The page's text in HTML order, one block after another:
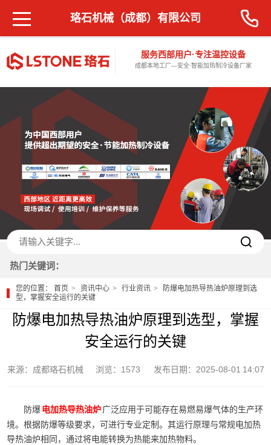
服务西部用户·专注温控设备
成都本地工厂—安全·智能加热制冷设备厂家
珞石机械（成都）有限公司
热门关键词：
您的位置：首页 资讯中心 行业资讯
防爆电加热导热油炉原理到选
型，掌握安全运行的关键
防爆电加热导热油炉原理到选型，掌握
安全运行的关键
来源：成都珞石机械 浏览：1573 发布日期：2025-08-01 14:07
防爆 电加热导热油炉 广泛应用于可能存在易燃易爆气体的生产环
境。根据防爆等级要求，可进行专业定制。其运行原理与常规电加热
导热油炉相同，通过将电能转换为热能来加热物料。